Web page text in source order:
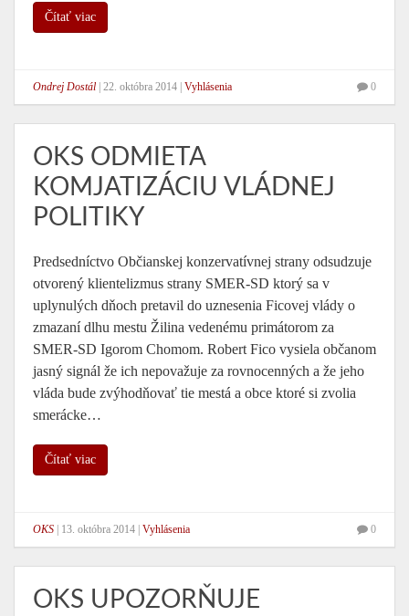
Čítať viac
Ondrej Dostál 22. októbra 2014 Vyhlásenia 0
OKS ODMIETA
KOMJATIZÁCIU VLÁDNEJ
POLITIKY
Predsedníctvo Občianskej konzervatívnej strany odsudzuje
otvorený klientelizmus strany SMER-SD ktorý sa v
uplynulých dňoch pretavil do uznesenia Ficovej vlády o
zmazaní dlhu mestu Žilina vedenému primátorom za
SMER-SD Igorom Chomom. Robert Fico vysiela občanom
jasný signál že ich nepovažuje za rovnocenných a že jeho
vláda bude zvýhodňovať tie mestá a obce ktoré si zvolia
smerácke…
Čítať viac
OKS 13. októbra 2014 Vyhlásenia 0
OKS UPOZORŇUJE